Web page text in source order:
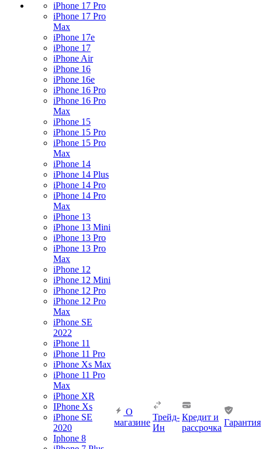
iPhone 17 Pro
iPhone 17 Pro
Max
iPhone 17e
iPhone 17
iPhone Air
iPhone 16
iPhone 16e
iPhone 16 Pro
iPhone 16 Pro
Max
iPhone 15
iPhone 15 Pro
iPhone 15 Pro
Max
iPhone 14
iPhone 14 Plus
iPhone 14 Pro
iPhone 14 Pro
Max
iPhone 13
iPhone 13 Mini
iPhone 13 Pro
iPhone 13 Pro
Max
iPhone 12
iPhone 12 Mini
iPhone 12 Pro
iPhone 12 Pro
Max
iPhone SE
2022
iPhone 11
iPhone 11 Pro
iPhone Xs Max
iPhone 11 Pro
Max
iPhone XR
IPhone Xs
iPhone SE
2020
Iphone 8
О
магазине
Трейд-
Ин
Кредит и
рассрочка
Гарантия